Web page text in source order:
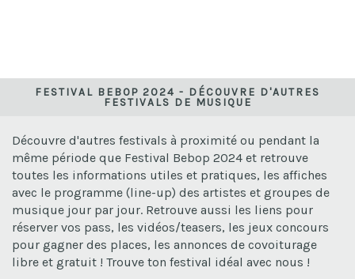
FESTIVAL BEBOP 2024 - DÉCOUVRE D'AUTRES
FESTIVALS DE MUSIQUE
Découvre d'autres festivals à proximité ou pendant la
même période que Festival Bebop 2024 et retrouve
toutes les informations utiles et pratiques, les affiches
avec le programme (line-up) des artistes et groupes de
musique jour par jour. Retrouve aussi les liens pour
réserver vos pass, les vidéos/teasers, les jeux concours
pour gagner des places, les annonces de covoiturage
libre et gratuit ! Trouve ton festival idéal avec nous !